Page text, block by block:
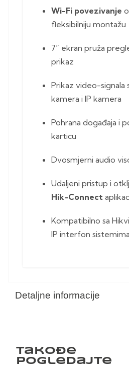
Detaljne informacije
Wi-Fi povezivanje
fleksibilniju montažu
7” ekran pruža
prikaz
Prikaz video-signala
kamera i IP kamera
Pohrana događaja i
karticu
Dvosmjerni audio
Udaljeni pristup i
Hik-Connect
Kompatibilno sa
IP interfon sistemima
Takođe
pogledajte